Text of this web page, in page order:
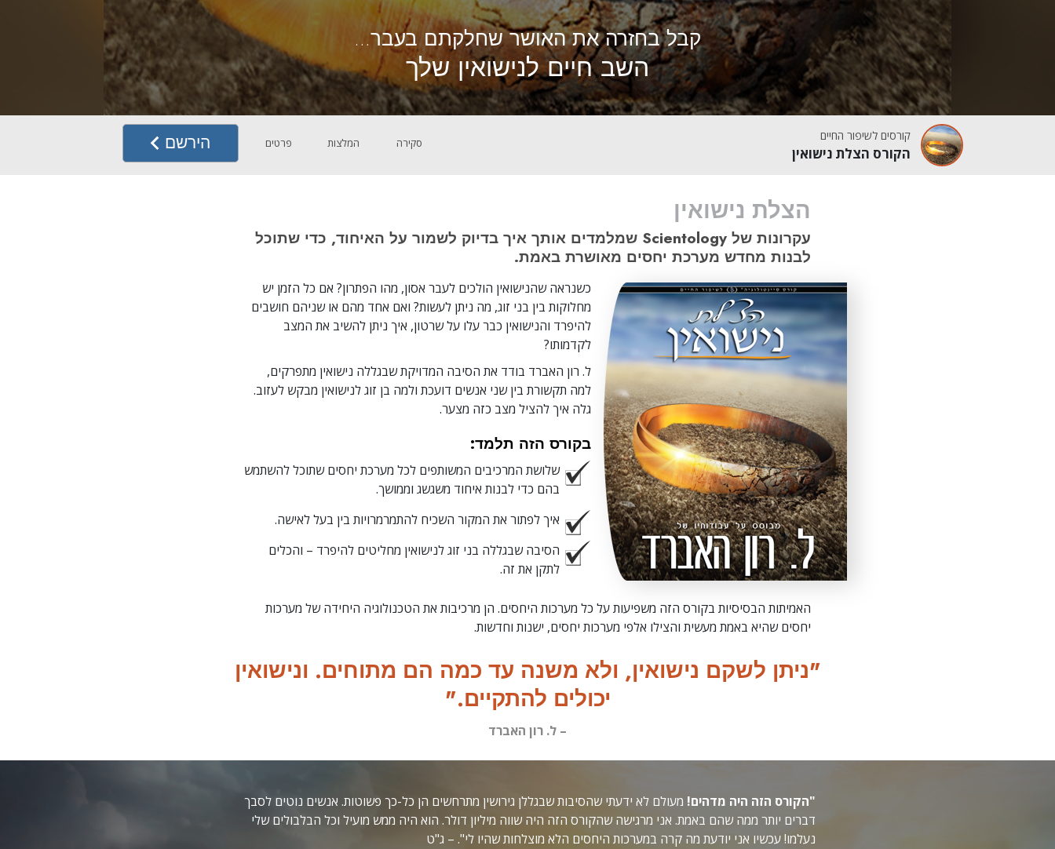
קבל בחזרה את האושר שחלקתם בעבר...
השב חיים לנישואין שלך
קורסים לשיפור החיים
הקורס הצלת נישואין
סקירה המלצות פרטים הירשם
הצלת נישואין
עקרונות של Scientology שמלמדים אותך איך בדיוק לשמור על האיחוד, כדי שתוכל
לבנות מחדש מערכת יחסים מאושרת באמת.
כשנראה שהנישואין הולכים לעבר אסון, מהו הפתרון? אם כל הזמן יש
מחלוקות בין בני זוג, מה ניתן לעשות? ואם אחד מהם או שניהם חושבים
להיפרד והנישואין כבר עלו על שרטון, איך ניתן להשיב את המצב
לקדמותו?
ל. רון האברד בודד את הסיבה המדויקת שבגללה נישואין מתפרקים,
למה תקשורת בין שני אנשים דועכת ולמה בן זוג לנישואין מבקש לעזוב.
גלה איך להציל מצב כזה מצער.
בקורס הזה תלמד:
שלושת המרכיבים המשותפים לכל מערכת יחסים שתוכל להשתמש
בהם כדי לבנות איחוד משגשג וממושך.
איך לפתור את המקור השכיח להתמרמרויות בין בעל לאישה.
הסיבה שבגללה בני זוג לנישואין מחליטים להיפרד – והכלים
לתקן את זה.
האמיתות הבסיסיות בקורס הזה משפיעות על כל מערכות היחסים. הן מרכיבות את הטכנולוגיה היחידה של מערכות
יחסים שהיא באמת מעשית והצילו אלפי מערכות יחסים, ישנות וחדשות.
"ניתן לשקם נישואין, ולא משנה עד כמה הם מתוחים. ונישואין
יכולים להתקיים."
– ל. רון האברד
"הקורס הזה היה מדהים! מעולם לא ידעתי שהסיבות שבגללן גירושין מתרחשים הן כל-כך פשוטות. אנשים נוטים לסבך
דברים יותר ממה שהם באמת. אני מרגישה שהקורס הזה היה שווה מיליון דולר. הוא היה ממש מועיל וכל הבלבולים שלי
נעלמו! עכשיו אני יודעת מה קרה במערכות היחסים הלא מוצלחות שהיו לי". – ג"ט